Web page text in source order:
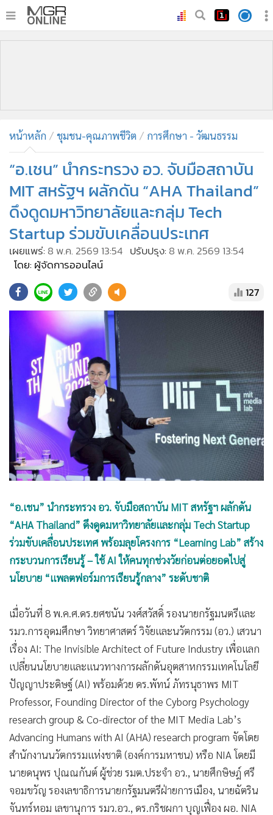
• บันเทิง
ผู้จัดการรายวัน
คอลัมนิสต์
• ละคร
• CbizReview
• Cyber BIZ
• ผู้จัดกวน
Good health & Well-being
• Green Innovation & SD
• Management & HR
•
MGR Live
•
Infographic
•
การเมือง
•
ท่องเที่ยว
•
ต่างประเทศ
Special Scoop
• เศรษฐกิจ-ธุรกิจ
• จีน
•
ชุมชน-คุณภาพชีวิต
• อาชญากรรม
• Motoring
• เกม
• วิทยาศาสตร์
• หุ้น
• อินโดจีน
• กองทุนรวม
• Celeb Online
• Factcheck
• ญี่ปุ่น
• News1
Gotomanager
หน้าหลัก ชุมชน-คุณภาพชีวิต การศึกษา - วัฒนธรรม
“อ.เชน” นำกระทรวง อว. จับมือสถาบัน
MIT สหรัฐฯ ผลักดัน “AHA Thailand”
ดึงดูดมหาวิทยาลัยและกลุ่ม Tech
Startup ร่วมขับเคลื่อนประเทศ
เผยแพร่: 8 พ.ค. 2569 13:54 ปรับปรุง: 8 พ.ค. 2569 13:54
โดย: ผู้จัดการออนไลน์
127
“อ.เชน” นำกระทรวง อว. จับมือสถาบัน MIT สหรัฐฯ ผลักดัน
“AHA Thailand” ดึงดูดมหาวิทยาลัยและกลุ่ม Tech Startup
ร่วมขับเคลื่อนประเทศ พร้อมลุยโครงการ “Learning Lab” สร้าง
กระบวนการเรียนรู้ – ใช้ AI ให้คนทุกช่วงวัยก่อนต่อยอดไปสู่
นโยบาย “แพลตฟอร์มการเรียนรู้กลาง” ระดับชาติ
เมื่อวันที่ 8 พ.ค.ศ.ดร.ยศชนัน วงศ์สวัสดิ์ รองนายกรัฐมนตรีและ
รมว.การอุดมศึกษา วิทยาศาสตร์ วิจัยและนวัตกรรม (อว.) เสวนา
เรื่อง AI: The Invisible Architect of Future Industry เพื่อแลก
เปลี่ยนนโยบายและแนวทางการผลักดันอุตสาหกรรมเทคโนโลยี
ปัญญาประดิษฐ์ (AI) พร้อมด้วย ดร.พัทน์ ภัทรนุธาพร MIT
Professor, Founding Director of the Cyborg Psychology
research group & Co-director of the MIT Media Lab’s
Advancing Humans with AI (AHA) research program จัดโดย
สำนักงานนวัตกรรมแห่งชาติ (องค์การมหาชน) หรือ NIA โดยมี
นายดนุพร ปุณณกันต์ ผู้ช่วย รมต.ประจำ อว., นายศึกษิษฎ์ ศรี
จอมขวัญ รองเลขาธิการนายกรัฐมนตรีฝ่ายการเมือง, นายฉัตริน
จันทร์หอม เลขานุการ รมว.อว., ดร.กริชผกา บุญเฟื่อง ผอ. NIA